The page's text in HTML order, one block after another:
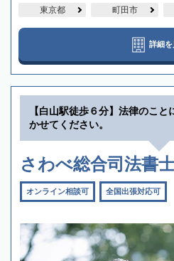
東京都 町田市
詳細を
【白山駅徒歩６分】法律のこ
かせてください。
さわべ総合司法書
オンライン相談可 全国出張対応可